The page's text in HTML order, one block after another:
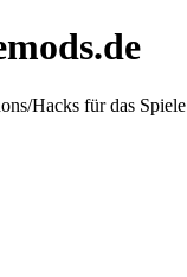
Hacks für das Spiele